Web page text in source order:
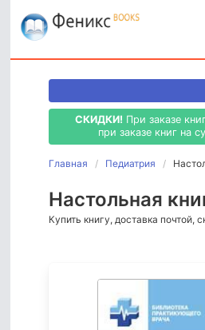
СКИДКИ! При заказе
при заказе книг на
Главная Педиатрия
Настольная
Купить книгу, доставка почтой,